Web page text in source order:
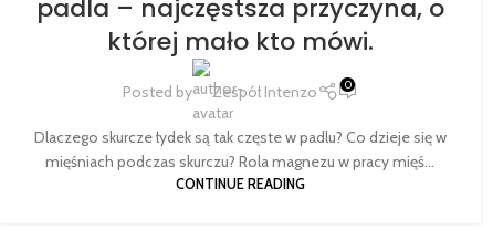
padla – najczęstsza przyczyna, o
której mało kto mówi.
Posted by Zespół Intenzo 0
Dlaczego skurcze łydek są tak częste w padlu? Co dzieje się w
mięśniach podczas skurczu? Rola magnezu w pracy mięś...
CONTINUE READING